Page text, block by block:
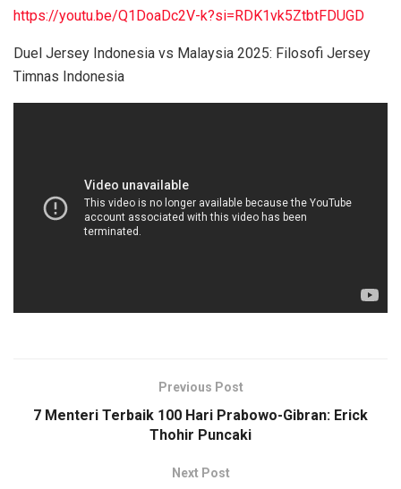
https://youtu.be/Q1DoaDc2V-k?si=RDK1vk5ZtbtFDUGD
Duel Jersey Indonesia vs Malaysia 2025: Filosofi Jersey
Timnas Indonesia
Previous Post
7 Menteri Terbaik 100 Hari Prabowo-Gibran: Erick
Thohir Puncaki
Next Post